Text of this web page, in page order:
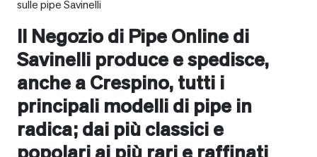
sulle pipe Savinelli
Il Negozio di Pipe Online di
Savinelli produce e spedisce,
anche aCrespino, tutti i
principali modelli di pipe in
radica; dai più classici e
popolari ai più rari e raffinati